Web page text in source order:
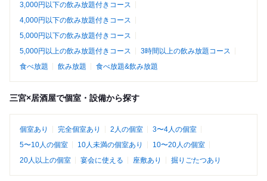
3,000円以下の飲み放題付きコース
4,000円以下の飲み放題付きコース
5,000円以下の飲み放題付きコース
5,000円以上の飲み放題付きコース
3時間以上の飲み放題コース
食べ放題
飲み放題 食べ放題&飲み放題
三宮×居酒屋で個室・設備から探す
個室あり 完全個室あり 2人の個室
3〜4人の個室
5〜10人の個室
10人未満の個室あり
10〜20人の個室
20人以上の個室
宴会に使える 座敷あり 掘りごたつあり